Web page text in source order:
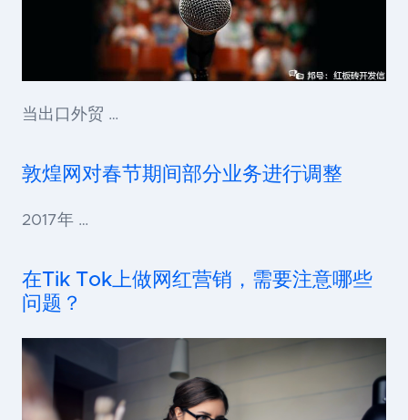
当出口外贸 …
敦煌网对春节期间部分业务进行调整
2017年 …
在Tik Tok上做网红营销，需要注意哪些
问题？